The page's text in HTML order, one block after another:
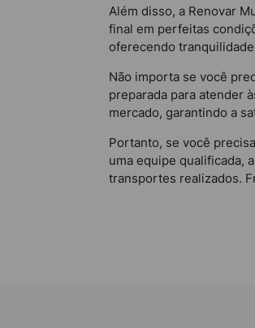
Além disso, a Renovar
final em perfeitas
oferecendo
Não importa se você
preparada para atender
mercado, garantindo a
Portanto, se você
uma equipe qualificada,
transportes realizados.